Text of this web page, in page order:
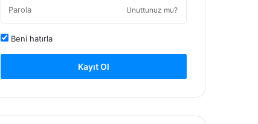
Unuttunuz mu?
Beni hatırla
Kayıt Ol